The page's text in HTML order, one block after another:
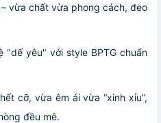
vừa chất vừa phong cách, đeo
"dế yêu" với style BPTG chuẩn
cỡ, vừa êm ái vừa “xinh xỉu”,
đều mê.